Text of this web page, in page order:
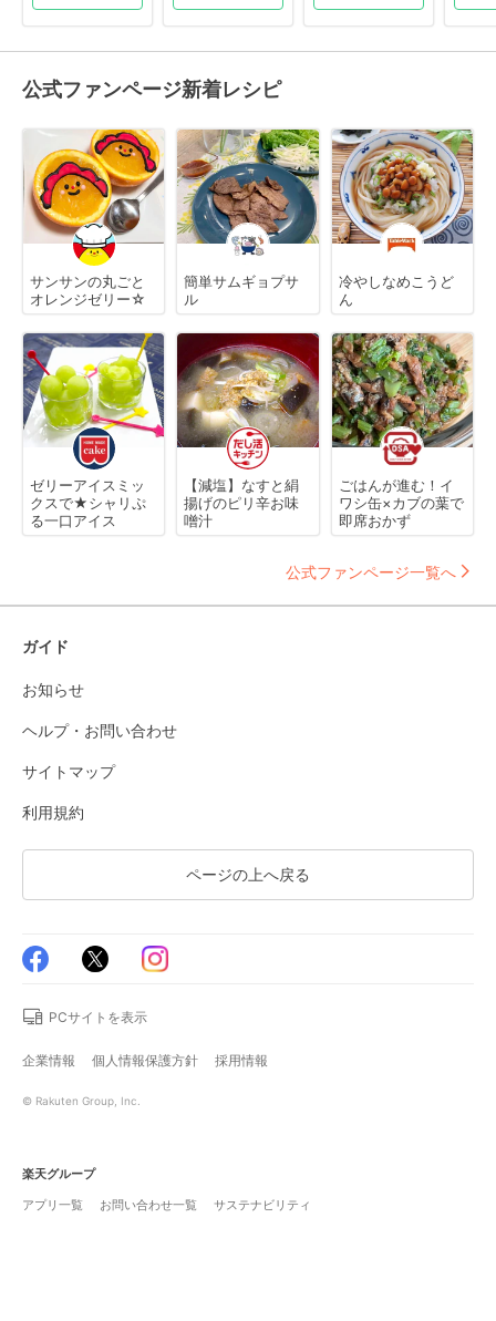
公式ファンページ新着レシピ
サンサンの丸ごと
オレンジゼリー☆
簡単サムギョプサ
ル
冷やしなめこうど
ん
ゼリーアイスミッ
クスで★シャリぷ
る一口アイス
【減塩】なすと絹
揚げのピリ辛お味
噌汁
ごはんが進む！イ
ワシ缶×カブの葉で
即席おかず
公式ファンページ一覧へ
ガイド
お知らせ
ヘルプ・お問い合わせ
サイトマップ
利用規約
ページの上へ戻る
PCサイトを表示
企業情報 個人情報保護方針 採用情報
© Rakuten Group, Inc.
楽天グループ
アプリ一覧
お問い合わせ一覧 サステナビリティ